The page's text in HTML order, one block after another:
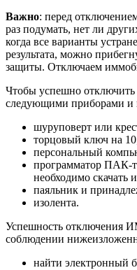
Важно: перед
раз подумать, нет ли
когда все варианты
результата, можно
защиты. Отключаем
Чтобы успешно отключить
следующими приборами и
шуруповерт или
торцовый ключ на
персональный
программатор ПАК-
необходимо скачать
паяльник и
изолента.
Успешность отключения
соблюдении
найти электронный